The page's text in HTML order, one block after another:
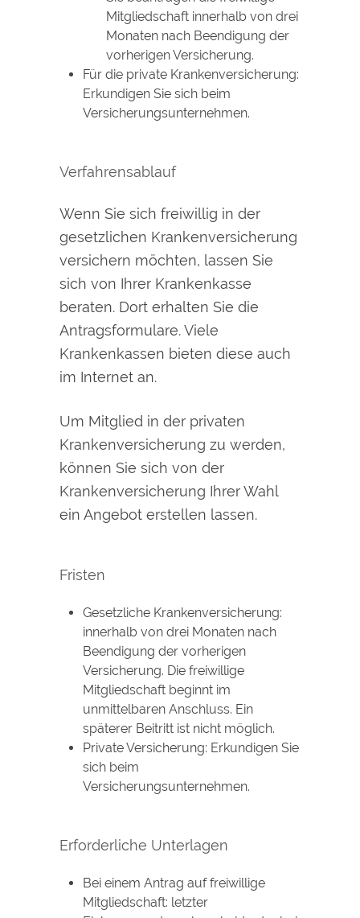
Mitgliedschaft innerhalb von drei
Monaten nach Beendigung der
vorherigen Versicherung.
Für die private Krankenversicherung:
Erkundigen Sie sich beim
Versicherungsunternehmen.
Verfahrensablauf
Wenn Sie sich freiwillig in der
gesetzlichen Krankenversicherung
versichern möchten, lassen Sie
sich von Ihrer Krankenkasse
beraten. Dort erhalten Sie die
Antragsformulare. Viele
Krankenkassen bieten diese auch
im Internet an.
Um Mitglied in der privaten
Krankenversicherung zu werden,
können Sie sich von der
Krankenversicherung Ihrer Wahl
ein Angebot erstellen lassen.
Fristen
Gesetzliche Krankenversicherung:
innerhalb von drei Monaten nach
Beendigung der vorherigen
Versicherung. Die freiwillige
Mitgliedschaft beginnt im
unmittelbaren Anschluss. Ein
späterer Beitritt ist nicht möglich.
Private Versicherung: Erkundigen Sie
sich beim
Versicherungsunternehmen.
Erforderliche Unterlagen
Bei einem Antrag auf freiwillige
Mitgliedschaft: letzter